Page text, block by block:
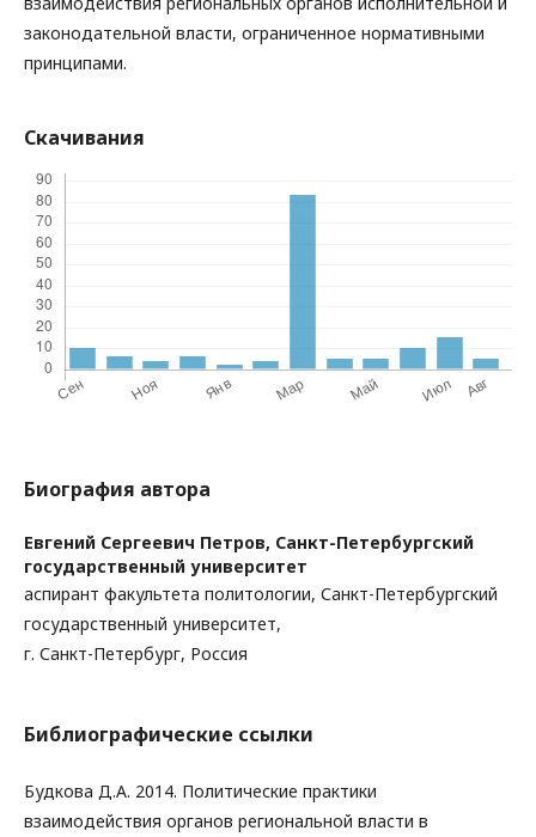
законодательной власти, ограниченное нормативными
принципами.
Скачивания
Биография автора
Евгений Сергеевич Петров, Санкт-Петербургский
государственный университет
аспирант факультета политологии, Санкт-Петербургский
государственный университет,
г. Санкт-Петербург, Россия
Библиографические ссылки
Будкова Д.А. 2014. Политические практики
взаимодействия органов региональной власти в